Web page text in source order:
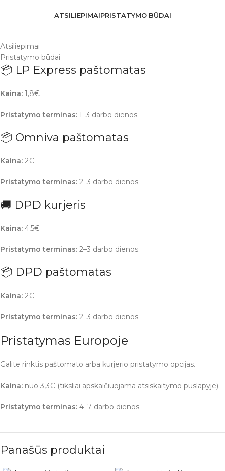
ATSILIEPIMAIPRISTATYMO BŪDAI
Atsiliepimai
Pristatymo būdai
📦 LP Express paštomatas
Kaina: 1,8€
Pristatymo terminas: 1–3 darbo dienos.
📦 Omniva paštomatas
Kaina: 2€
Pristatymo terminas: 2–3 darbo dienos.
🚚 DPD kurjeris
Kaina: 4,5€
Pristatymo terminas: 2–3 darbo dienos.
📦 DPD paštomatas
Kaina: 2€
Pristatymo terminas: 2–3 darbo dienos.
Pristatymas Europoje
Galite rinktis paštomato arba kurjerio pristatymo opcijas.
Kaina: nuo 3,3€ (tiksliai apskaičiuojama atsiskaitymo puslapyje).
Pristatymo terminas: 4–7 darbo dienos.
Panašūs produktai